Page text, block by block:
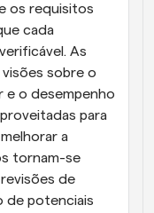
os requisitos
cada
As
sobre o
o desempenho
para
a
tornam-se
de
de potenciais